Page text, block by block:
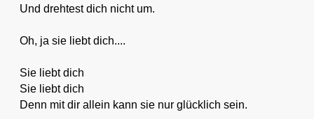
Und drehtest dich nicht um.
Oh, ja sie liebt dich....
Sie liebt dich
Sie liebt dich
Denn mit dir allein kann sie nur glücklich sein.